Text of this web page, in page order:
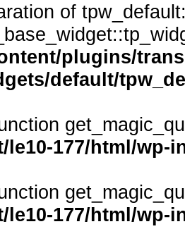
of
plugins/
default/
le10-177/html/
le10-177/html/